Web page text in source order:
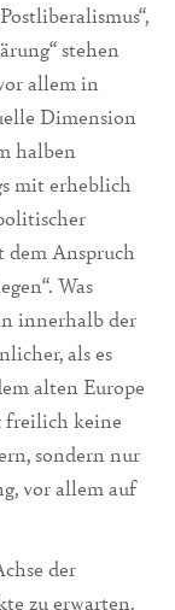
stehen
allem in
Dimension
halben
mit erheblich
dem Anspruch
Was
innerhalb der
als es
alten Europe
freilich keine
sondern nur
vor allem auf
der
zu erwarten.